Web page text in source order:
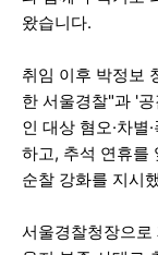
왔습니다.
취임 이후 박정보
한 서울경찰"과 '
인 대상 혐오·차별
하고, 추석 연휴를
순찰 강화를 지시
서울경찰청장으